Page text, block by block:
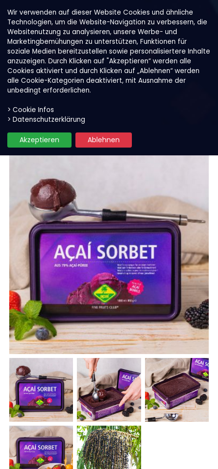
Wir verwenden auf dieser Website Cookies und ähnliche
Technologien, um die Website-Navigation zu verbessern, die
Websitenutzung zu analysieren, unsere Werbe- und
Marketingbemühungen zu unterstützen, Funktionen für
soziale Medien bereitzustellen sowie personalisiertere Inhalte
anzuzeigen. Durch Klicken auf "Akzeptieren“ werden alle
Cookies aktiviert und durch Klicken auf „Ablehnen“ werden
alle Cookie-Kategorien deaktiviert, mit Ausnahme der
unbedingt erforderlichen.
> Cookie Infos
> Datenschutzerklärung
Ablehnen
Akzeptieren
Unsere Produkte